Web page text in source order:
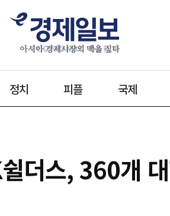
정치 피플 국제
더스, 360개